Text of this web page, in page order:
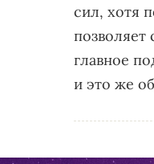
сил, хотя
позволяет
главное
и это же